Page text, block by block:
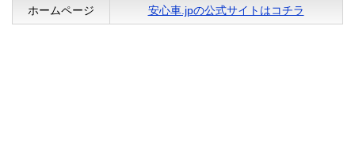
40代女性
ホームページ 安心車.jpの公式サイトはコチラ